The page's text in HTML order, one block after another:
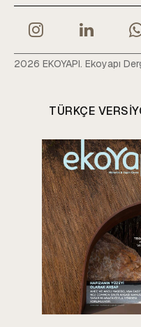
2026 EKOYAPI. Ekoyapı
TÜRKÇE